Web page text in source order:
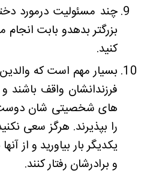
چند مسئولیت درمورد
بزرگتر بدهدو بابت
کنید.
بسیار مهم است که
فرزندانشان واقف باشند و
های شخصیتی شان دوست
را بپذیرند. هرگز سعی
یکدیگر بار بیاورید و از
و برادرشان رفتار کنند.